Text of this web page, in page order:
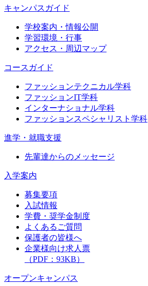
キャンパスガイド
学校案内・情報公開
学習環境・行事
アクセス・周辺マップ
コースガイド
ファッションテクニカル学科
ファッションIT学科
インターナショナル学科
ファッションスペシャリスト学科
進学・就職支援
先輩達からのメッセージ
入学案内
募集要項
入試情報
学費・奨学金制度
よくあるご質問
保護者の皆様へ
企業様向け求人票
（PDF：93KB）
オープンキャンパス